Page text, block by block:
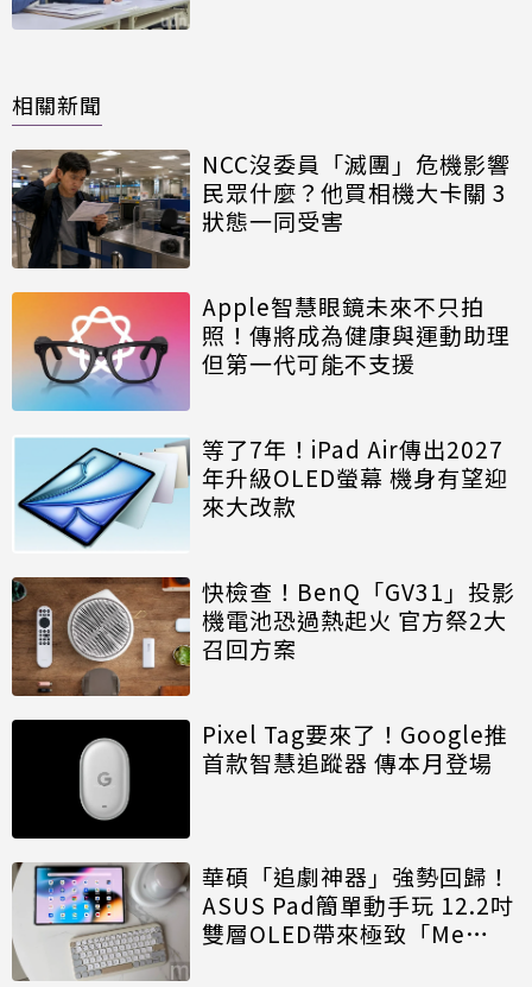
相關新聞
NCC沒委員「滅團」危機影響
民眾什麼？他買相機大卡關 3
狀態一同受害
Apple智慧眼鏡未來不只拍
照！傳將成為健康與運動助理
但第一代可能不支援
等了7年！iPad Air傳出2027
年升級OLED螢幕 機身有望迎
來大改款
快檢查！BenQ「GV31」投影
機電池恐過熱起火 官方祭2大
召回方案
Pixel Tag要來了！Google推
首款智慧追蹤器 傳本月登場
華碩「追劇神器」強勢回歸！
ASUS Pad簡單動手玩 12.2吋
雙層OLED帶來極致「Me